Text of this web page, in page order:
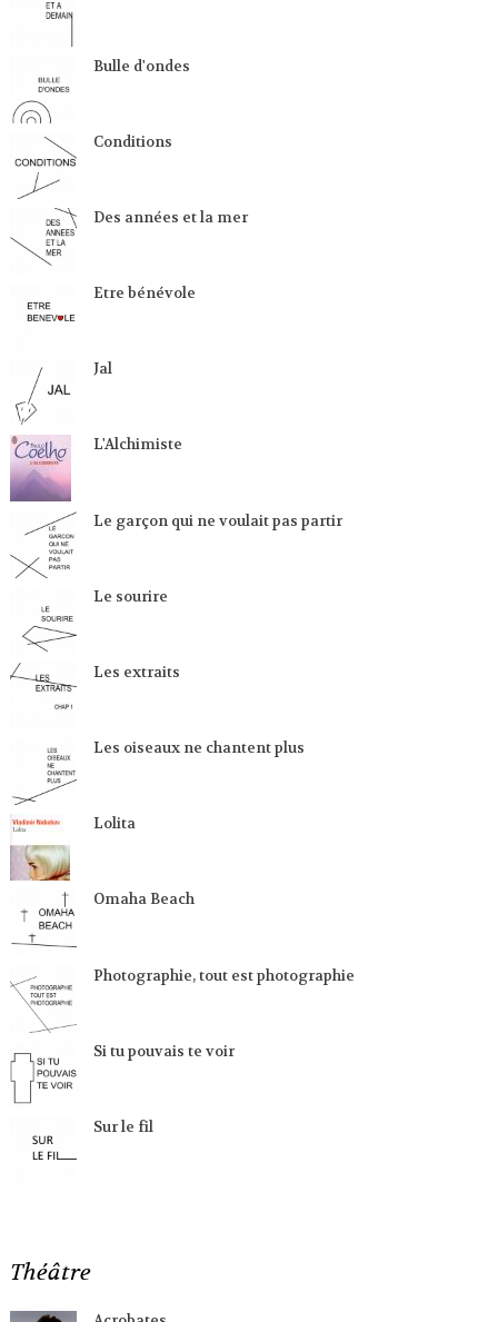
Bulle d'ondes
Conditions
Des années et la mer
Etre bénévole
Jal
L'Alchimiste
Le garçon qui ne voulait pas partir
Le sourire
Les extraits
Les oiseaux ne chantent plus
Lolita
Omaha Beach
Photographie, tout est photographie
Si tu pouvais te voir
Sur le fil
Théâtre